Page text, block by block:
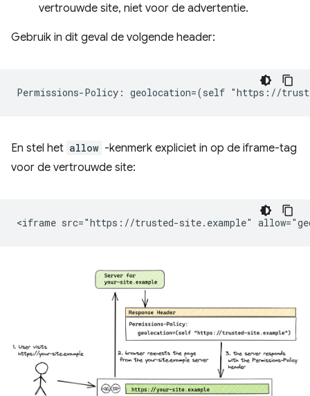
vertrouwde site, niet voor de advertentie.
Gebruik in dit geval de volgende header:
En stel het allow -kenmerk expliciet in op de iframe-tag
voor de vertrouwde site: